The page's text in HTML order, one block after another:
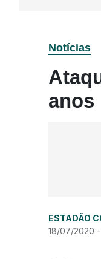
Notícias
anos
ESTADÃO
18/07/2020